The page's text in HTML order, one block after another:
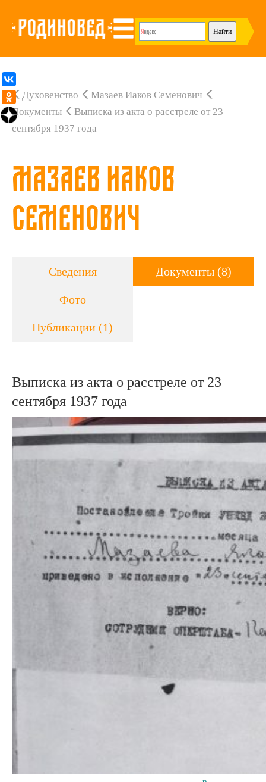
Духовенство
Мазаев Иаков Семенович
Документы
Выписка из акта о расстреле от 23
сентября 1937 года
Мазаев Иаков
Семенович
Сведения
Фото
Публикации (1)
Документы (8)
Выписка из акта о расстреле от 23
сентября 1937 года